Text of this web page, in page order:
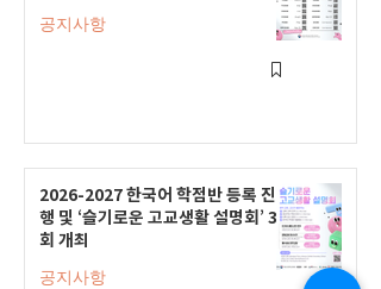
공지사항
2026-2027 한국어 학점반 등록 진
행 및 ‘슬기로운 고교생활 설명회’ 3
회 개최
공지사항